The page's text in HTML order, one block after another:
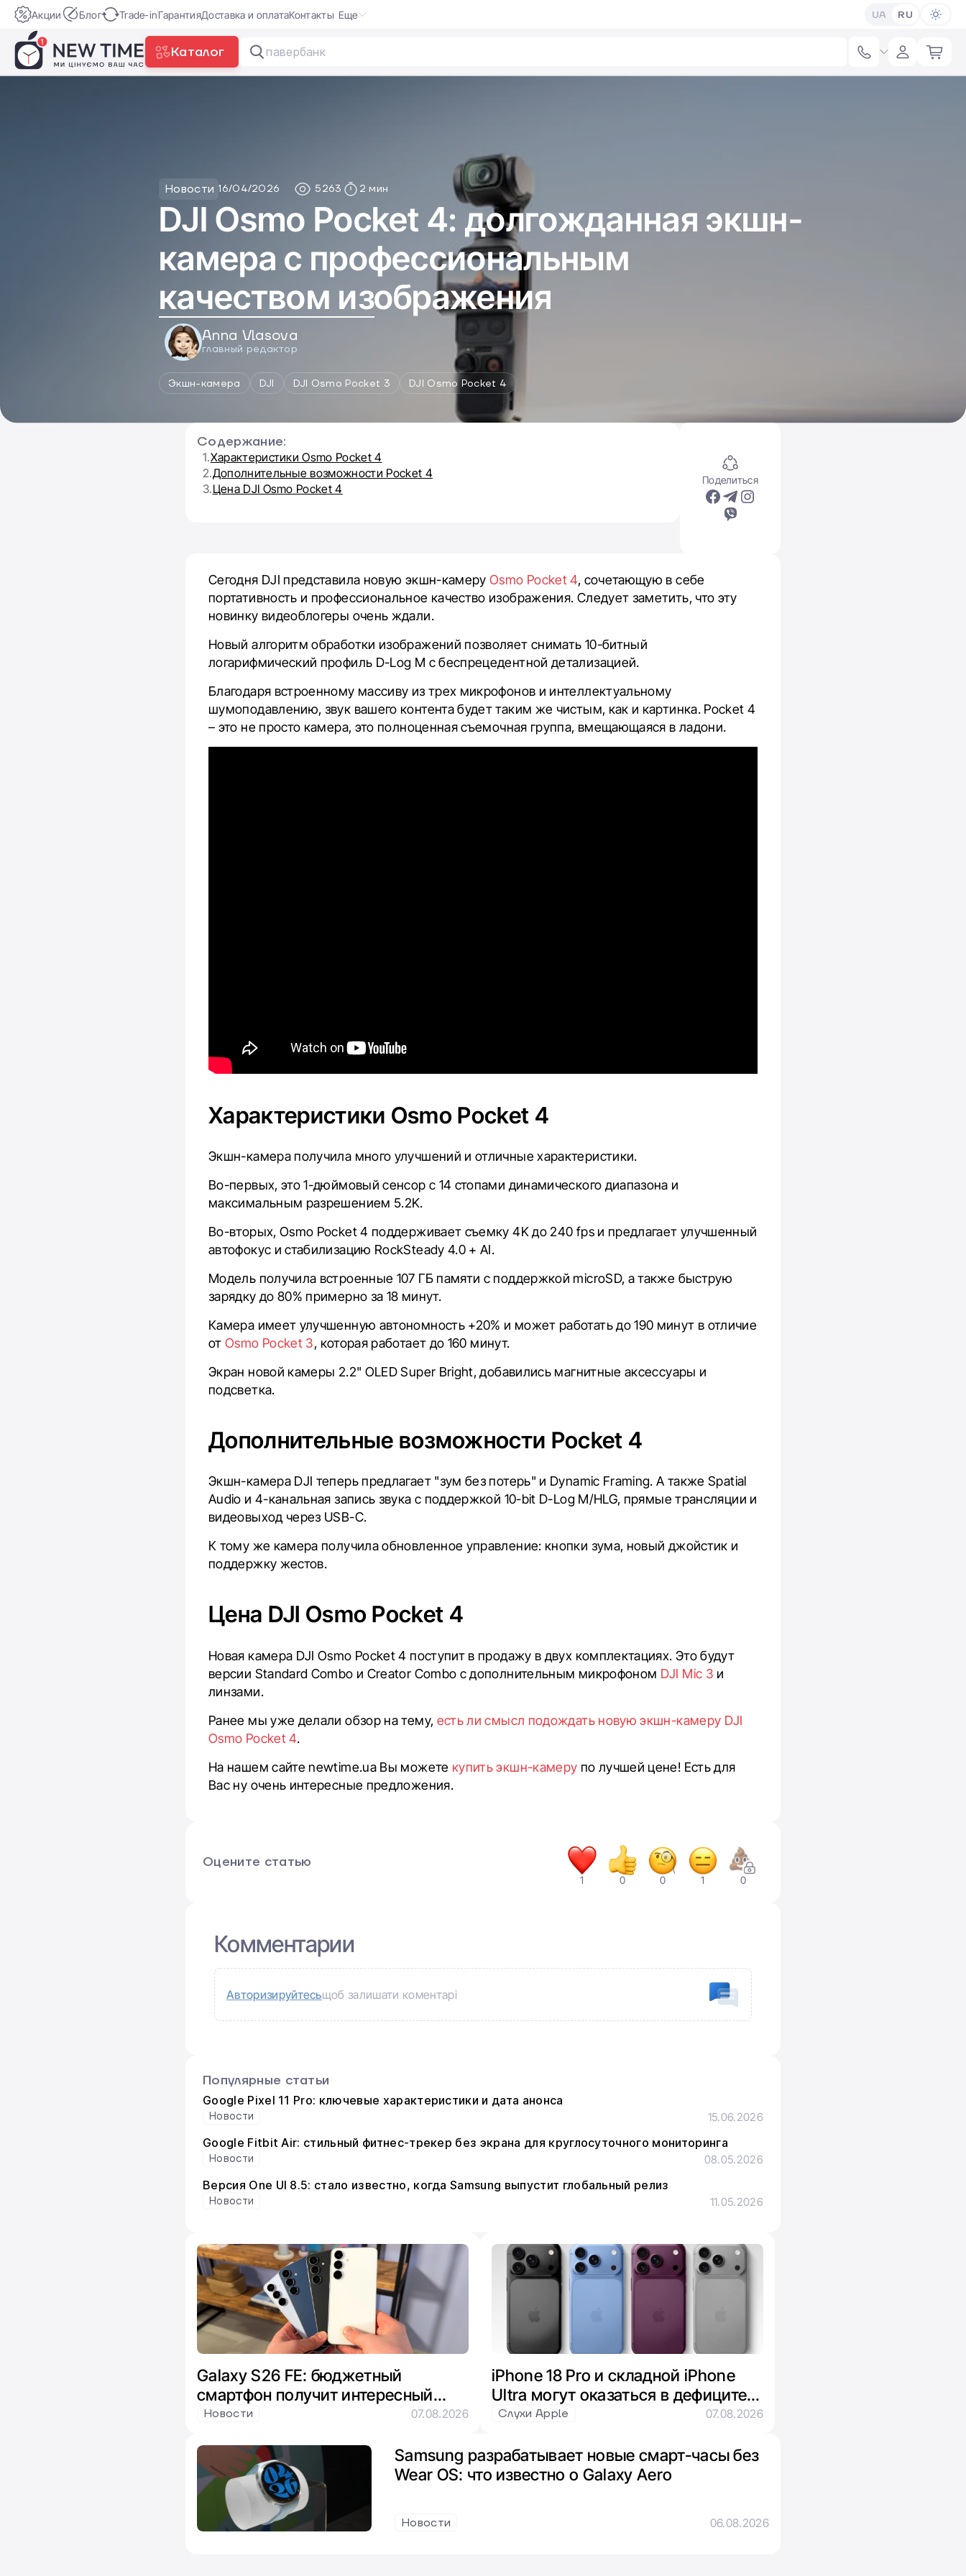
Акции Блог Trade-inГарантияДоставка и оплатаКонтакты Еще UA RU
Каталог
Новости 16/04/2026 5263 2 мин
DJI Osmo Pocket 4: долгожданная экшн-
камера с профессиональным
качеством изображения
Anna Vlasova
главный редактор
Экшн-камера DJI DJI Osmo Pocket 3 DJI Osmo Pocket 4
Поделиться
Сегодня DJI представила новую экшн-камеруOsmo Pocket 4, сочетающую в себе
портативность и профессиональное качество изображения. Следует заметить, что эту
новинку видеоблогеры очень ждали.
Новый алгоритм обработки изображений позволяет снимать 10-битный
логарифмический профиль D-Log M с беспрецедентной детализацией.
Благодаря встроенному массиву из трех микрофонов и интеллектуальному
шумоподавлению, звук вашего контента будет таким же чистым, как и картинка. Pocket 4
– это не просто камера, это полноценная съемочная группа, вмещающаяся в ладони.
Характеристики Osmo Pocket 4
Экшн-камера получила много улучшений и отличные характеристики.
Во-первых, это 1-дюймовый сенсор с 14 стопами динамического диапазона и
максимальным разрешением 5.2K.
Во-вторых, Osmo Pocket 4 поддерживает съемку 4K до 240 fps и предлагает улучшенный
автофокус и стабилизацию RockSteady 4.0 + AI.
Модель получила встроенные 107 ГБ памяти с поддержкой microSD, а также быструю
зарядку до 80% примерно за 18 минут.
Камера имеет улучшенную автономность +20% и может работать до 190 минут в отличие
отOsmo Pocket 3, которая работает до 160 минут.
Экран новой камеры 2.2" OLED Super Bright, добавились магнитные аксессуары и
подсветка.
Дополнительные возможности Pocket 4
Экшн-камера DJI теперь предлагает "зум без потерь" и Dynamic Framing. А также Spatial
Audio и 4-канальная запись звука с поддержкой 10-bit D-Log M/HLG, прямые трансляции и
видеовыход через USB-C.
К тому же камера получила обновленное управление: кнопки зума, новый джойстик и
поддержку жестов.
Цена DJI Osmo Pocket 4
Новая камера DJI Osmo Pocket 4 поступит в продажу в двух комплектациях. Это будут
версии Standard Combo и Creator Combo с дополнительным микрофоном DJI Mic 3 и
линзами.
Ранее мы уже делали обзор на тему, есть ли смысл подождать новую экшн-камеру DJI
Osmo Pocket 4.
На нашем сайте newtime.ua Вы можете купить экшн-камеру по лучшей цене! Есть для
Вас ну очень интересные предложения.
Оцените статью
1 0 0 1 0
Комментарии
Авторизируйтесьщоб залишати коментарі
Популярные статьи
Google Pixel 11 Pro: ключевые характеристики и дата анонса
Новости 15.06.2026
Google Fitbit Air: стильный фитнес-трекер без экрана для круглосуточного мониторинга
Новости 08.05.2026
Версия One UI 8.5: стало известно, когда Samsung выпустит глобальный релиз
Новости 11.05.2026
Galaxy S26 FE: бюджетный
смартфон получит интересный
микс чипов от Exynos и
Новости 07.08.2026
iPhone 18 Pro и складной iPhone
Ultra могут оказаться в дефиците
из-за нехватки памяти
Слухи Apple 07.08.2026
Samsung разрабатывает новые смарт-часы без
Wear OS: что известно о Galaxy Aero
Новости 06.08.2026
Содержание:
1.Характеристики Osmo Pocket 4
2.Дополнительные возможности Pocket 4
3.Цена DJI Osmo Pocket 4